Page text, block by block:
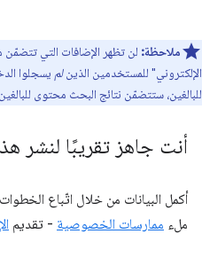
ملاحظة:
الإلكتروني" للمستخدمين الذينلم يسجلوا
للبالغين، ستتضمّن نتائج البحث محتوى
أنت جاهز تقريبًا لنشر
أكمل البيانات من خلال اتّباع
ملء ممارسات الخصوصية - تقديم